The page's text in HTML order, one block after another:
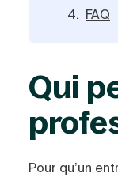
FAQ
Qui
Pour qu’un